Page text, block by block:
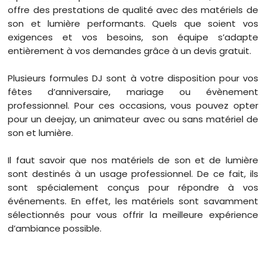
offre des prestations de qualité avec des matériels de
son et lumière performants. Quels que soient vos
exigences et vos besoins, son équipe s’adapte
entièrement à vos demandes grâce à un devis gratuit.
Plusieurs formules DJ sont à votre disposition pour vos
fêtes d’anniversaire, mariage ou évènement
professionnel. Pour ces occasions, vous pouvez opter
pour un deejay, un animateur avec ou sans matériel de
son et lumière.
Il faut savoir que nos matériels de son et de lumière
sont destinés à un usage professionnel. De ce fait, ils
sont spécialement conçus pour répondre à vos
événements. En effet, les matériels sont savamment
sélectionnés pour vous offrir la meilleure expérience
d’ambiance possible.